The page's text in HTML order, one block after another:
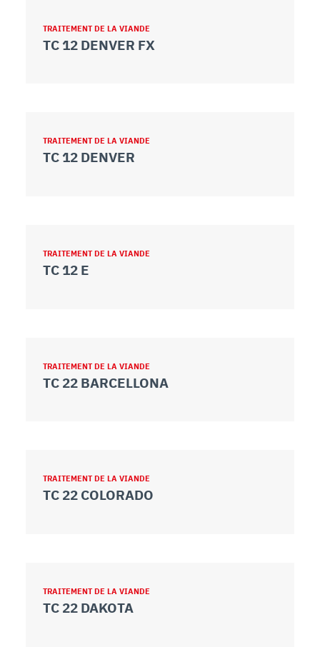
TRAITEMENT DE LA VIANDE
TC 12 DENVER FX
TRAITEMENT DE LA VIANDE
TC 12 DENVER
TRAITEMENT DE LA VIANDE
TC 12 E
TRAITEMENT DE LA VIANDE
TC 22 BARCELLONA
TRAITEMENT DE LA VIANDE
TC 22 COLORADO
TRAITEMENT DE LA VIANDE
TC 22 DAKOTA